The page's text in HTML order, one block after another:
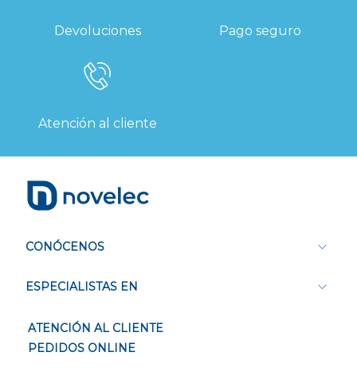
Devoluciones Pago seguro
Atención al cliente
CONÓCENOS
ESPECIALISTAS EN
ATENCIÓN AL CLIENTE
PEDIDOS ONLINE